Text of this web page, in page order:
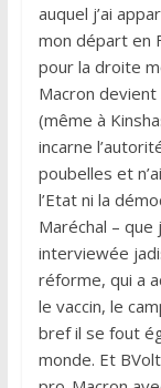
auquel j’ai
mon départ en
pour la droite
Macron
(même à
incarne
poubelles et
l’Etat ni la
Maréchal – que
interviewée
réforme, qui a
le vaccin, le
bref il se fout
monde. Et